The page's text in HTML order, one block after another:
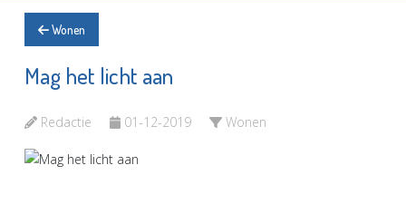
Wonen
Mag het licht aan
Redactie 01-12-2019 Wonen